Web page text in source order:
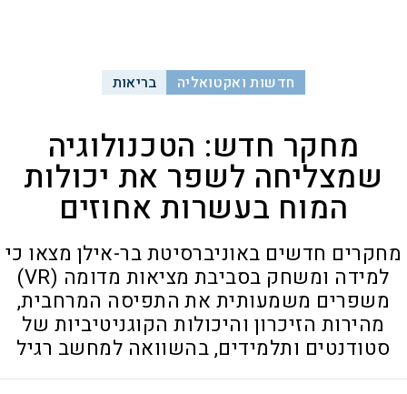
חדשות ואקטואליה בריאות
מחקר חדש: הטכנולוגיה
שמצליחה לשפר את יכולות
המוח בעשרות אחוזים
מחקרים חדשים באוניברסיטת בר-אילן מצאו כי
למידה ומשחק בסביבת מציאות מדומה (VR)
משפרים משמעותית את התפיסה המרחבית,
מהירות הזיכרון והיכולות הקוגניטיביות של
סטודנטים ותלמידים, בהשוואה למחשב רגיל